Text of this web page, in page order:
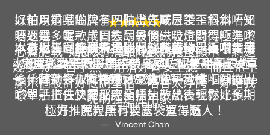
以前用舊嗰隻尿袋重到好似帶舊磚出街咁，每
次都要諗過度過先敢帶。😂 呢款半固態尿袋真
係輕勁多！叉電速度又爽快～大推！🙌🏻
Tina Chan
本身對半固態技術抱住觀望態度，買返嚟實測
完真係要寫個服字。機身薄咗成差唔多三分
一，但完全冇犧牲到叉電速度同容量，iPhone
17e 貼上去快充反應極快，散熱表現亦比預期
好，呢粒黑科技尿袋買得過。
本身返工已經要帶電腦同好多雜物，舊嗰隻尿
袋重到我平時寧願唔帶。換咗呢隻半固態之
後，薄到好似冇帶咁，返放工搭地鐵嗰陣攞出
嚟單手揸住叉電都完全唔攰，出街輕鬆好多，
極力推薦畀所有要塞袋返工嘅人！
以前用過某隻牌子，貼上去成日歪歪斜斜，叉
唔到電。呢款半固態尿袋個磁吸位對得極準，
一貼即叉，細節位做得好好。
Mandy_Wong92
好怕以前嗰啲只有四粒燈仔嘅尿袋，根本唔知
剩返幾多電，成日去到最後一粒燈閃閃吓先嚟
心驚膽戰。呢款有清晰嘅數碼電量顯示，剩返
幾多 % 一目了然，用落好有安全感。而且電量
顯示個設計好低調型格，唔會太浮誇，好啱我
呢啲強迫症用家。
Vincent Chan